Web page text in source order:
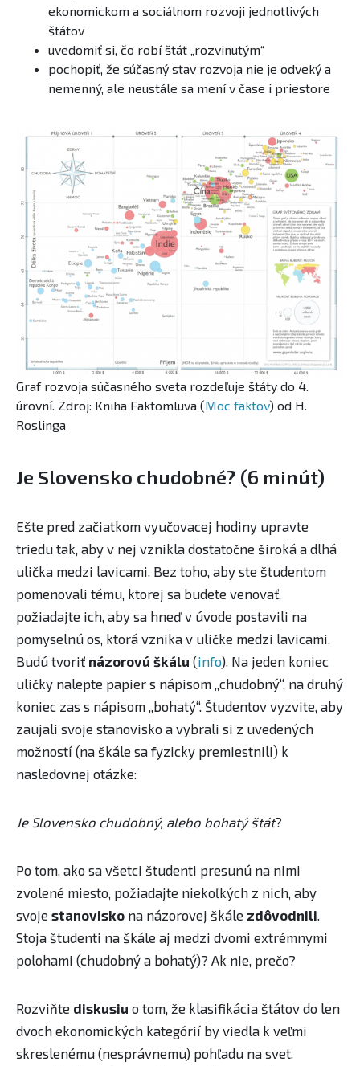
ekonomickom a sociálnom rozvoji jednotlivých
štátov
uvedomiť si, čo robí štát „rozvinutým“
pochopiť, že súčasný stav rozvoja nie je odveký a
nemenný, ale neustále sa mení v čase i priestore
Graf rozvoja súčasného sveta rozdeľuje štáty do 4.
úrovní. Zdroj: Kniha Faktomluva (Moc faktov) od H.
Roslinga
Je Slovensko chudobné? (6 minút)
Ešte pred začiatkom vyučovacej hodiny upravte
triedu tak, aby v nej vznikla dostatočne široká a dlhá
ulička medzi lavicami.​ Bez toho, aby ste študentom
pomenovali tému, ktorej sa budete venovať,
požiadajte ich, aby sa hneď v úvode postavili na
pomyselnú os, ktorá vznika v uličke medzi lavicami.
Budú tvoriť názorovú škálu (info). Na jeden koniec
uličky nalepte papier s nápisom „chudobný“, na druhý
koniec zas s nápisom „bohatý“. Študentov vyzvite, aby
zaujali svoje stanovisko a vybrali si z uvedených
možností (na škále sa fyzicky premiestnili) k
nasledovnej otázke:
Je Slovensko chudobný, alebo bohatý štát?
Po tom, ako sa všetci študenti presunú na nimi
zvolené miesto, požiadajte niekoľkých z nich, aby
svoje stanovisko na názorovej škále zdôvodnili
Stoja študenti na škále aj medzi dvomi extrémnymi
polohami (chudobný a bohatý)? Ak nie, prečo?
Rozviňte diskusiu ​o tom, že klasifikácia štátov do len
dvoch ekonomických kategórií by viedla k veľmi
skreslenému (nesprávnemu) pohľadu na svet.